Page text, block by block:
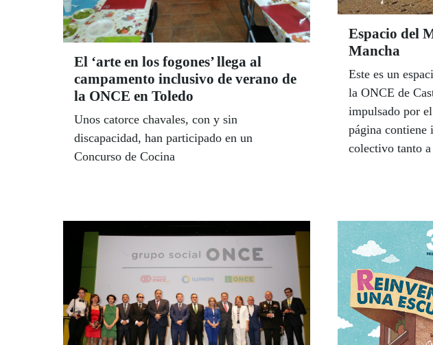
El ‘arte en los fogones’ llega al
campamento inclusivo de verano de
la ONCE en Toledo
Unos catorce chavales, con y sin
discapacidad, han participado en un
Concurso de Cocina
Espacio del
Mancha
Este es un
la ONCE de
impulsado por
página
colectivo tanto
trasladar
Rodríguez
colaboradores
¡están a tu
correo
por teléfono